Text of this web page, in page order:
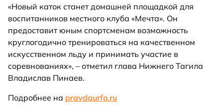
«Новый каток станет домашней площадкой для
воспитанников местного клуба «Мечта». Он
предоставит юным спортсменам возможность
круглогодично тренироваться на качественном
искусственном льду и принимать участие в
соревнованиях», – отметил глава Нижнего Тагила
Владислав Пинаев.
Подробнее на pravdaurfo.ru